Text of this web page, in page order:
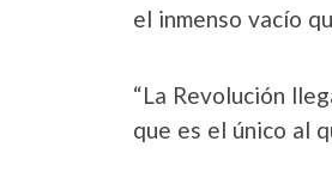
el inmenso vacío
“La Revolución
que es el único al